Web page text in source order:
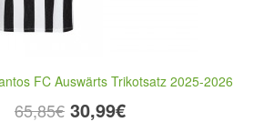
FC Auswärts Trikotsatz 2025-2026
65,85€ 30,99€